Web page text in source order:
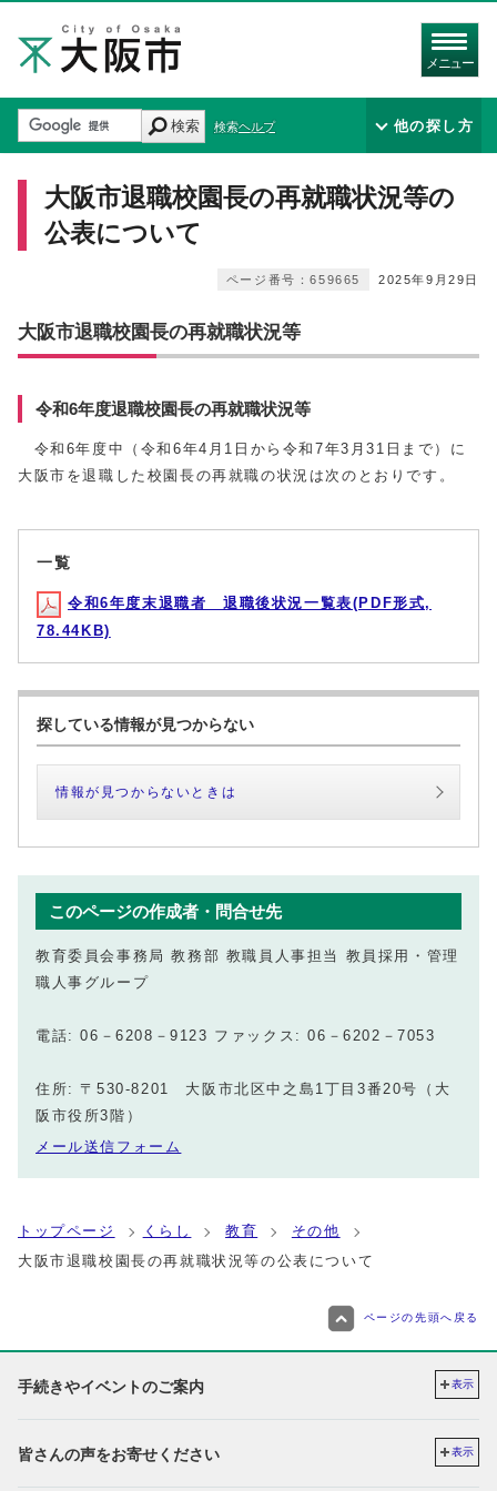
メニュー
検索 検索ヘルプ 他の探し方
大阪市退職校園長の再就職状況等の
公表について
2025年9月29日
ページ番号：659665
大阪市退職校園長の再就職状況等
令和6年度退職校園長の再就職状況等
令和6年度中（令和6年4月1日から令和7年3月31日まで）に
大阪市を退職した校園長の再就職の状況は次のとおりです。
一覧
令和6年度末退職者 退職後状況一覧表(PDF形式,
78.44KB)
探している情報が見つからない
情報が見つからないときは
このページの作成者・問合せ先
教育委員会事務局 教務部 教職員人事担当 教員採用・管理
職人事グループ
電話: 06－6208－9123 ファックス: 06－6202－7053
住所: 〒530-8201 大阪市北区中之島1丁目3番20号（大
阪市役所3階）
メール送信フォーム
トップページ くらし 教育
その他
大阪市退職校園長の再就職状況等の公表について
ページの先頭へ戻る
手続きやイベントのご案内 表示
皆さんの声をお寄せください 表示